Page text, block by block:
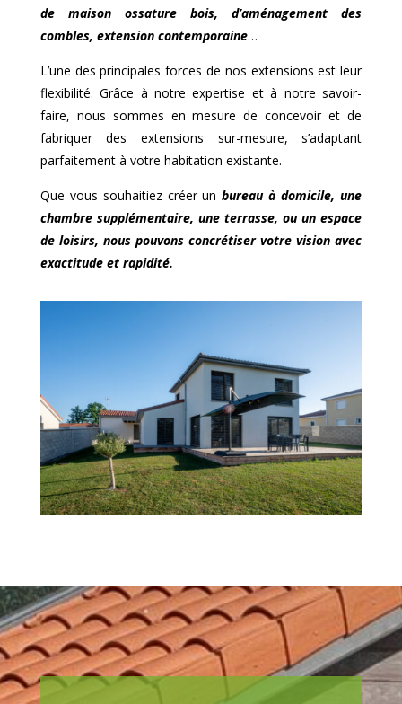
de maison ossature bois, d’aménagement des
combles, extension contemporaine…
L’une des principales forces de nos extensions est leur
flexibilité. Grâce à notre expertise et à notre savoir-
faire, nous sommes en mesure de concevoir et de
fabriquer des extensions sur-mesure, s’adaptant
parfaitement à votre habitation existante.
Que vous souhaitiez créer unbureau à domicile, une
chambre supplémentaire, une terrasse, ou un espace
de loisirs, nous pouvons concrétiser votre vision avec
exactitude et rapidité.